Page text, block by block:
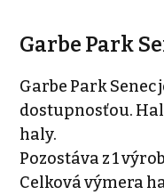
Garbe Park
Garbe Park Senec
dostupnosťou.
haly.
Pozostáva z 1
Celková výmera